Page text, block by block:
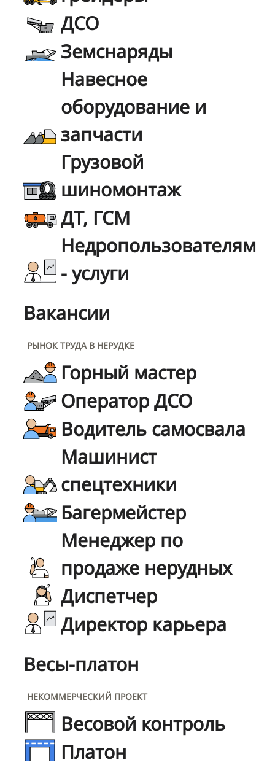
ДСО
Земснаряды
Навесное
оборудование и
запчасти
Грузовой
шиномонтаж
ДТ, ГСМ
Недропользователям
- услуги
Вакансии
РЫНОК ТРУДА В НЕРУДКЕ
Горный мастер
Оператор ДСО
Водитель самосвала
Машинист
спецтехники
Багермейстер
Менеджер по
продаже нерудных
Диспетчер
Директор карьера
Весы-платон
НЕКОММЕРЧЕСКИЙ ПРОЕКТ
Весовой контроль
Платон